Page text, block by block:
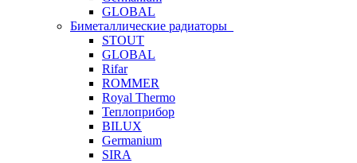
GLOBAL
Биметаллические радиаторы
STOUT
GLOBAL
Rifar
ROMMER
Royal Thermo
Теплоприбор
BILUX
Germanium
SIRA